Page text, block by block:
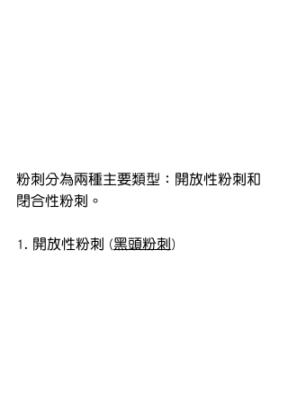
粉刺分為兩種主要類型：開放性粉刺和
閉合性粉刺。
1. 開放性粉刺 (黑頭粉刺 )